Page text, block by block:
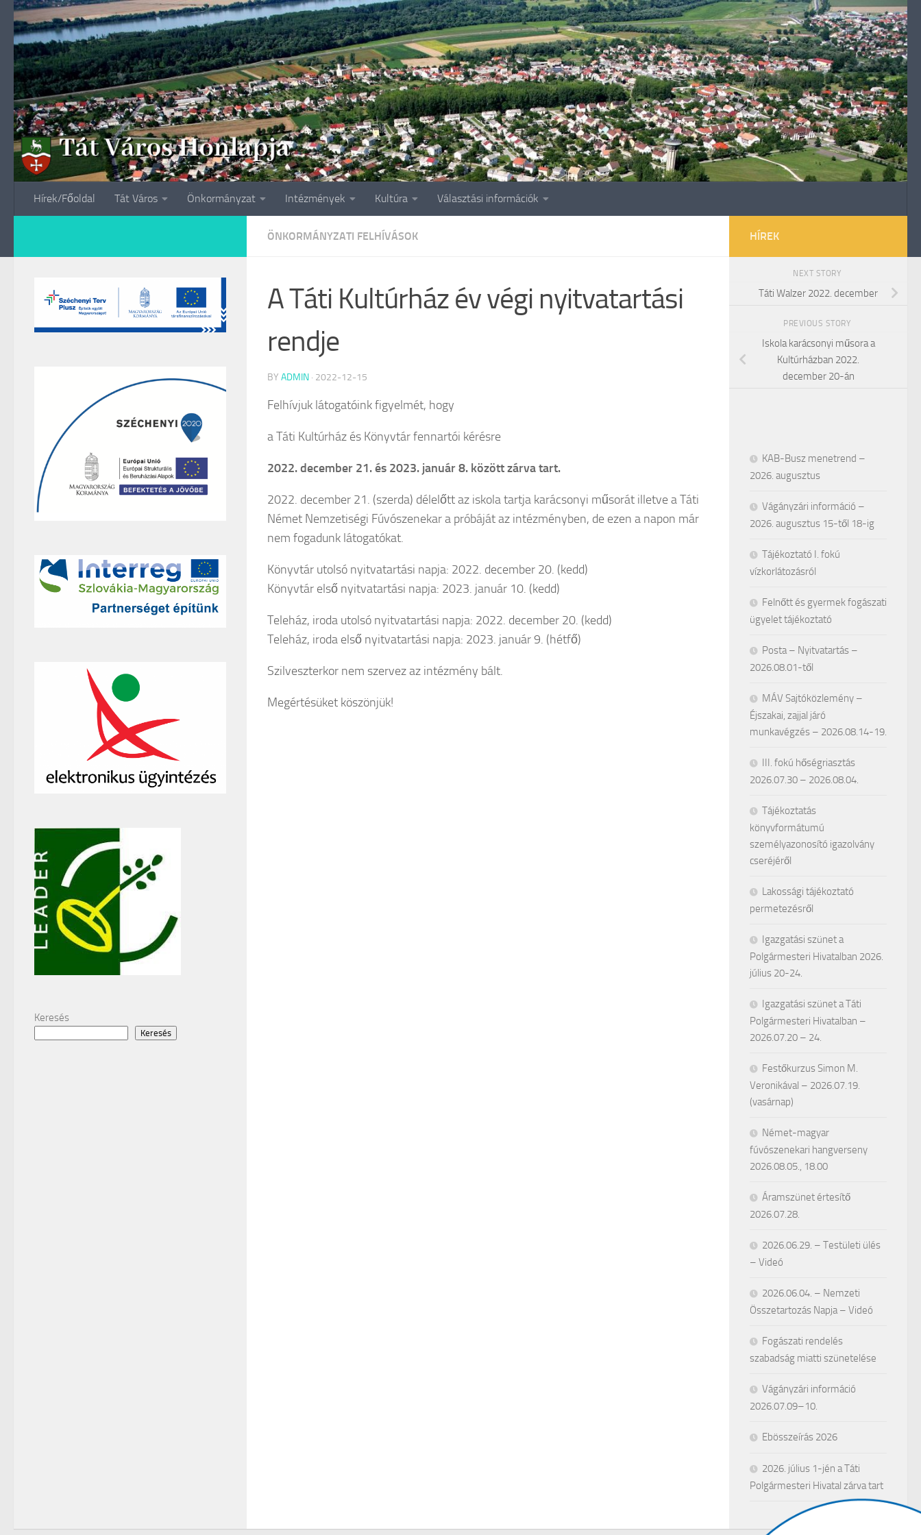
Skip to content
Hírek/Főoldal Tát Város Önkormányzat Intézmények Kultúra Választási információk
ÖNKORMÁNYZATI FELHÍVÁSOK
A Táti Kultúrház év végi nyitvatartási
rendje
BY ADMIN · 2022-12-15
Felhívjuk látogatóink figyelmét, hogy
a Táti Kultúrház és Könyvtár fennartói kérésre
2022. december 21. és 2023. január 8. között zárva tart.
2022. december 21. (szerda) délelőtt az iskola tartja karácsonyi műsorát illetve a Táti
Német Nemzetiségi Fúvószenekar a próbáját az intézményben, de ezen a napon már
nem fogadunk látogatókat.
Könyvtár utolsó nyitvatartási napja: 2022. december 20. (kedd)
Könyvtár első nyitvatartási napja: 2023. január 10. (kedd)
Teleház, iroda utolsó nyitvatartási napja: 2022. december 20. (kedd)
Teleház, iroda első nyitvatartási napja: 2023. január 9. (hétfő)
Szilveszterkor nem szervez az intézmény bált.
Megértésüket köszönjük!
Keresés
Keresés
HÍREK
NEXT STORY
Táti Walzer 2022. december
PREVIOUS STORY
Iskola karácsonyi műsora a
Kultúrházban 2022.
december 20-án
KAB-Busz menetrend –
2026. augusztus
Vágányzári információ –
2026. augusztus 15-től 18-ig
Tájékoztató I. fokú
vízkorlátozásról
Felnőtt és gyermek fogászati
ügyelet tájékoztató
Posta – Nyitvatartás –
2026.08.01-től
MÁV Sajtóközlemény –
Éjszakai, zajjal járó
munkavégzés – 2026.08.14-19.
III. fokú hőségriasztás
2026.07.30 – 2026.08.04.
Tájékoztatás
könyvformátumú
személyazonosító igazolvány
cseréjéről
Lakossági tájékoztató
permetezésről
Igazgatási szünet a
Polgármesteri Hivatalban 2026.
július 20-24.
Igazgatási szünet a Táti
Polgármesteri Hivatalban –
2026.07.20 – 24.
Festőkurzus Simon M.
Veronikával – 2026.07.19.
(vasárnap)
Német-magyar
fúvószenekari hangverseny
2026.08.05., 18.00
Áramszünet értesítő
2026.07.28.
2026.06.29. – Testületi ülés
– Videó
2026.06.04. – Nemzeti
Összetartozás Napja – Videó
Fogászati rendelés
szabadság miatti szünetelése
Vágányzári információ
2026.07.09–10.
Ebösszeírás 2026
2026. július 1-jén a Táti
Polgármesteri Hivatal zárva tart